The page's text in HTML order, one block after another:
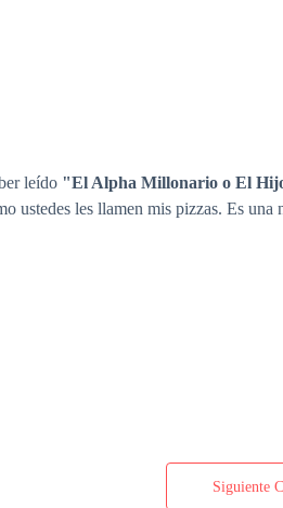
leído "El Alpha Millonario o El
ustedes les llamen mis pizzas. Es
Siguiente